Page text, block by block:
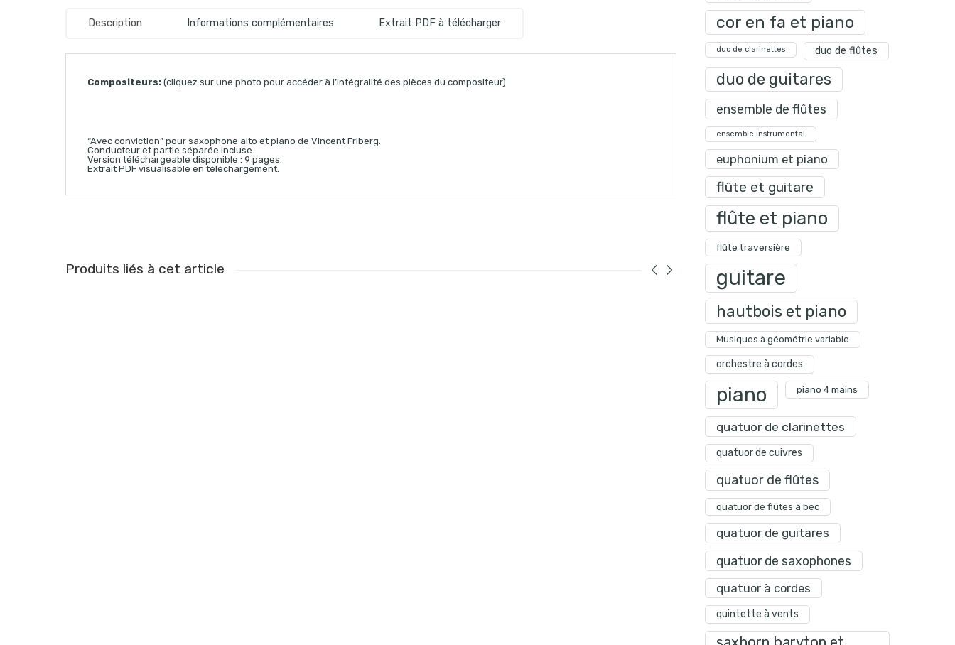
Description Informations complémentaires Extrait PDF à télécharger
Compositeurs: (cliquez sur une photo pour accéder à l’intégralité des pièces du compositeur)
“Avec conviction” pour saxophone alto et piano de Vincent Friberg.
Conducteur et partie séparée incluse.
Version téléchargeable disponible : 9 pages.
Extrait PDF visualisable en téléchargement.
Produits liés à cet article
cor en fa et piano
duo de clarinettes duo de flûtes
duo de guitares
ensemble de flûtes
ensemble instrumental
euphonium et piano
flûte et guitare
flûte et piano
flûte traversière
guitare
hautbois et piano
Musiques à géométrie variable
orchestre à cordes
piano piano 4 mains
quatuor de clarinettes
quatuor de cuivres
quatuor de flûtes
quatuor de flûtes à bec
quatuor de guitares
quatuor de saxophones
quatuor à cordes
quintette à vents